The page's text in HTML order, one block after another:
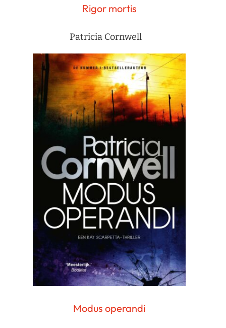
Rigor mortis
Patricia Cornwell
Modus operandi